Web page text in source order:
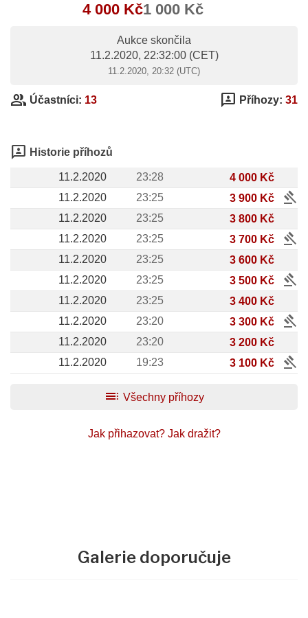
4 000 Kč1 000 Kč
Aukce skončila
11.2.2020, 22:32:00(CET)
11.2.2020, 20:32 (UTC)
group Účastníci: 13 3p Příhozy: 31
3p Historie příhozů
11.2.2020 23:28
4 000 Kč
11.2.2020
23:25 3 900 Kč gavel
11.2.2020 23:25
3 800 Kč
11.2.2020
23:25 3 700 Kč gavel
11.2.2020 23:25
3 600 Kč
11.2.2020
23:25 3 500 Kč gavel
11.2.2020 23:25
3 400 Kč
11.2.2020
23:20 3 300 Kč gavel
11.2.2020 23:20
3 200 Kč
11.2.2020
19:23 3 100 Kč
gavel
toc Všechny příhozy
Jak přihazovat? Jak dražit?
Galerie doporučuje